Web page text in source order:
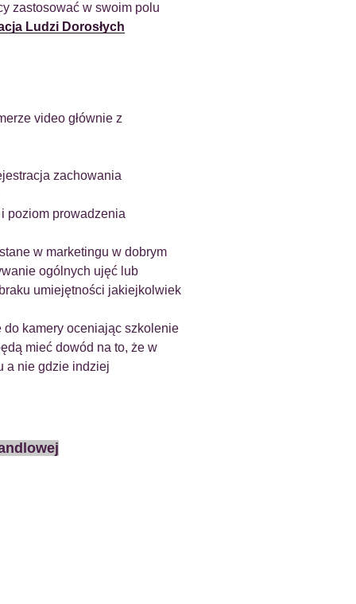
zastosować w swoim polu
Ludzi Dorosłych
video głównie z
zachowania
poziom prowadzenia
w marketingu w dobrym
ogólnych ujęć lub
umiejętności jakiejkolwiek
kamery oceniając szkolenie
mieć dowód na to, że w
a nie gdzie indziej